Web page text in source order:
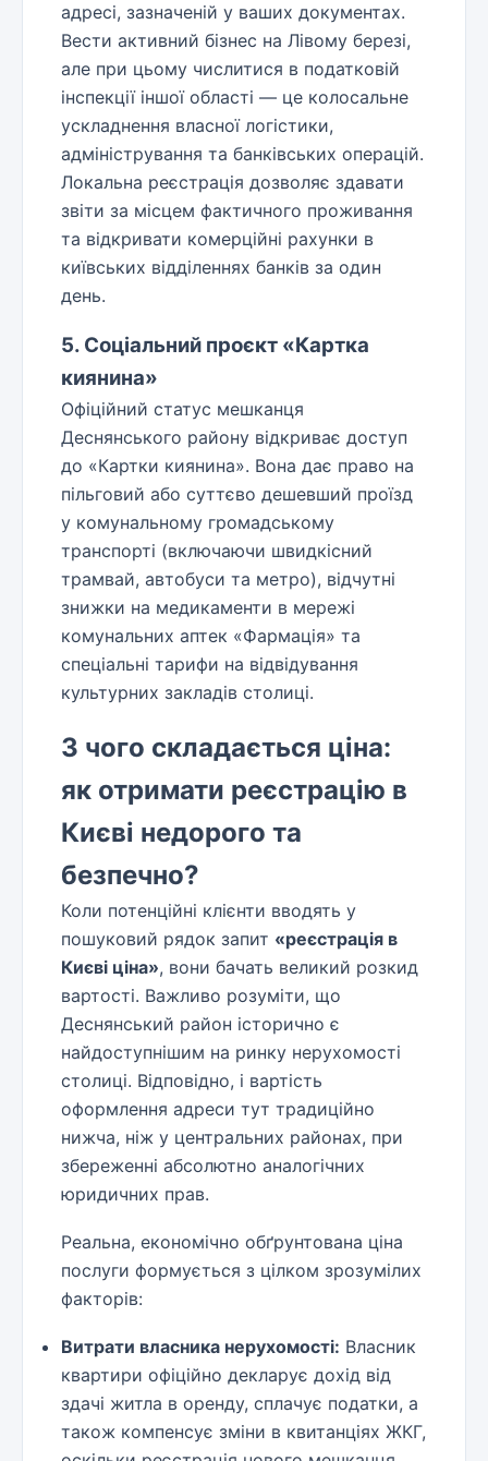
адресі, зазначеній у ваших документах.
Вести активний бізнес на Лівому березі,
але при цьому числитися в податковій
інспекції іншої області — це колосальне
ускладнення власної логістики,
адміністрування та банківських операцій.
Локальна реєстрація дозволяє здавати
звіти за місцем фактичного проживання
та відкривати комерційні рахунки в
київських відділеннях банків за один
день.
5. Соціальний проєкт «Картка
киянина»
Офіційний статус мешканця
Деснянського району відкриває доступ
до «Картки киянина». Вона дає право на
пільговий або суттєво дешевший проїзд
у комунальному громадському
транспорті (включаючи швидкісний
трамвай, автобуси та метро), відчутні
знижки на медикаменти в мережі
комунальних аптек «Фармація» та
спеціальні тарифи на відвідування
культурних закладів столиці.
З чого складається ціна:
як отримати реєстрацію в
Києві недорого та
безпечно?
Коли потенційні клієнти вводять у
пошуковий рядок запит «реєстрація в
Києві ціна», вони бачать великий розкид
вартості. Важливо розуміти, що
Деснянський район історично є
найдоступнішим на ринку нерухомості
столиці. Відповідно, і вартість
оформлення адреси тут традиційно
нижча, ніж у центральних районах, при
збереженні абсолютно аналогічних
юридичних прав.
Реальна, економічно обґрунтована ціна
послуги формується з цілком зрозумілих
факторів:
Витрати власника нерухомості: Власник
квартири офіційно декларує дохід від
здачі житла в оренду, сплачує податки, а
також компенсує зміни в квитанціях ЖКГ,